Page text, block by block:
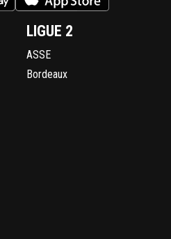
LIGUE 2
ASSE
Bordeaux